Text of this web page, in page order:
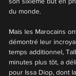
du monde.
Mais les Marocains
démontré leur
temps additionnel,
minutes plus tôt, a
pour Issa Diop, dont